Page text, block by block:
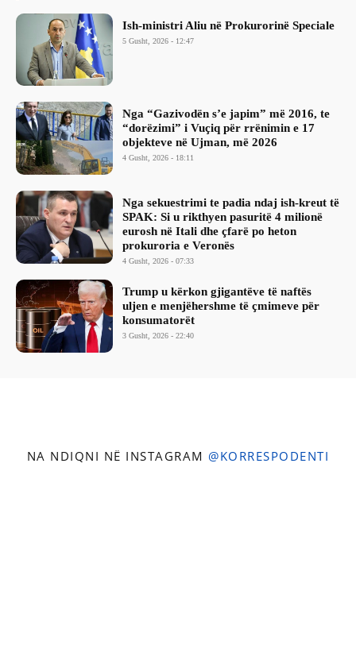
Ish-ministri ​Aliu në Prokurorinë Speciale
5 Gusht, 2026 - 12:47
Nga “Gazivodën s’e japim” më 2016, te
“dorëzimi” i Vuçiq për rrënimin e 17
objekteve në Ujman, më 2026
4 Gusht, 2026 - 18:11
Nga sekuestrimi te padia ndaj ish-kreut të
SPAK: Si u rikthyen pasuritë 4 milionë
eurosh në Itali dhe çfarë po heton
prokuroria e Veronës
4 Gusht, 2026 - 07:33
Trump u kërkon gjigantëve të naftës
uljen e menjëhershme të çmimeve për
konsumatorët
3 Gusht, 2026 - 22:40
NA NDIQNI NË INSTAGRAM @KORRESPODENTI